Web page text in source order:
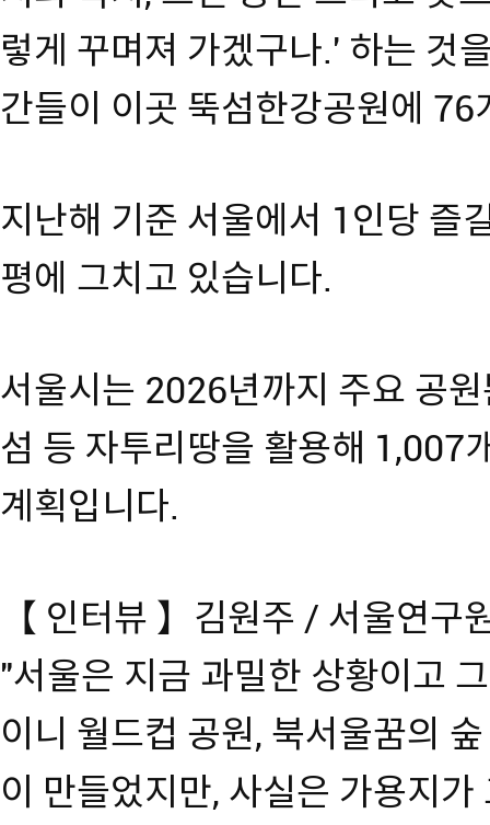
렇게 꾸며져 가겠구나.' 하는 것
간들이 이곳 뚝섬한강공원에
지난해 기준 서울에서 1인당 즐
평에 그치고 있습니다.
서울시는 2026년까지 주요 공
섬 등 자투리땅을 활용해 1,007
계획입니다.
【 인터뷰 】김원주 / 서울연구
"서울은 지금 과밀한 상황이고
이니 월드컵 공원, 북서울꿈의
이 만들었지만, 사실은 가용지